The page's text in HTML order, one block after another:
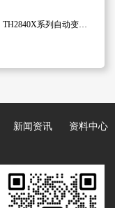
下一篇：TH2840X系列自动变压器测试系统——同惠电子新一代智能测试利器
新闻资讯
资料中心